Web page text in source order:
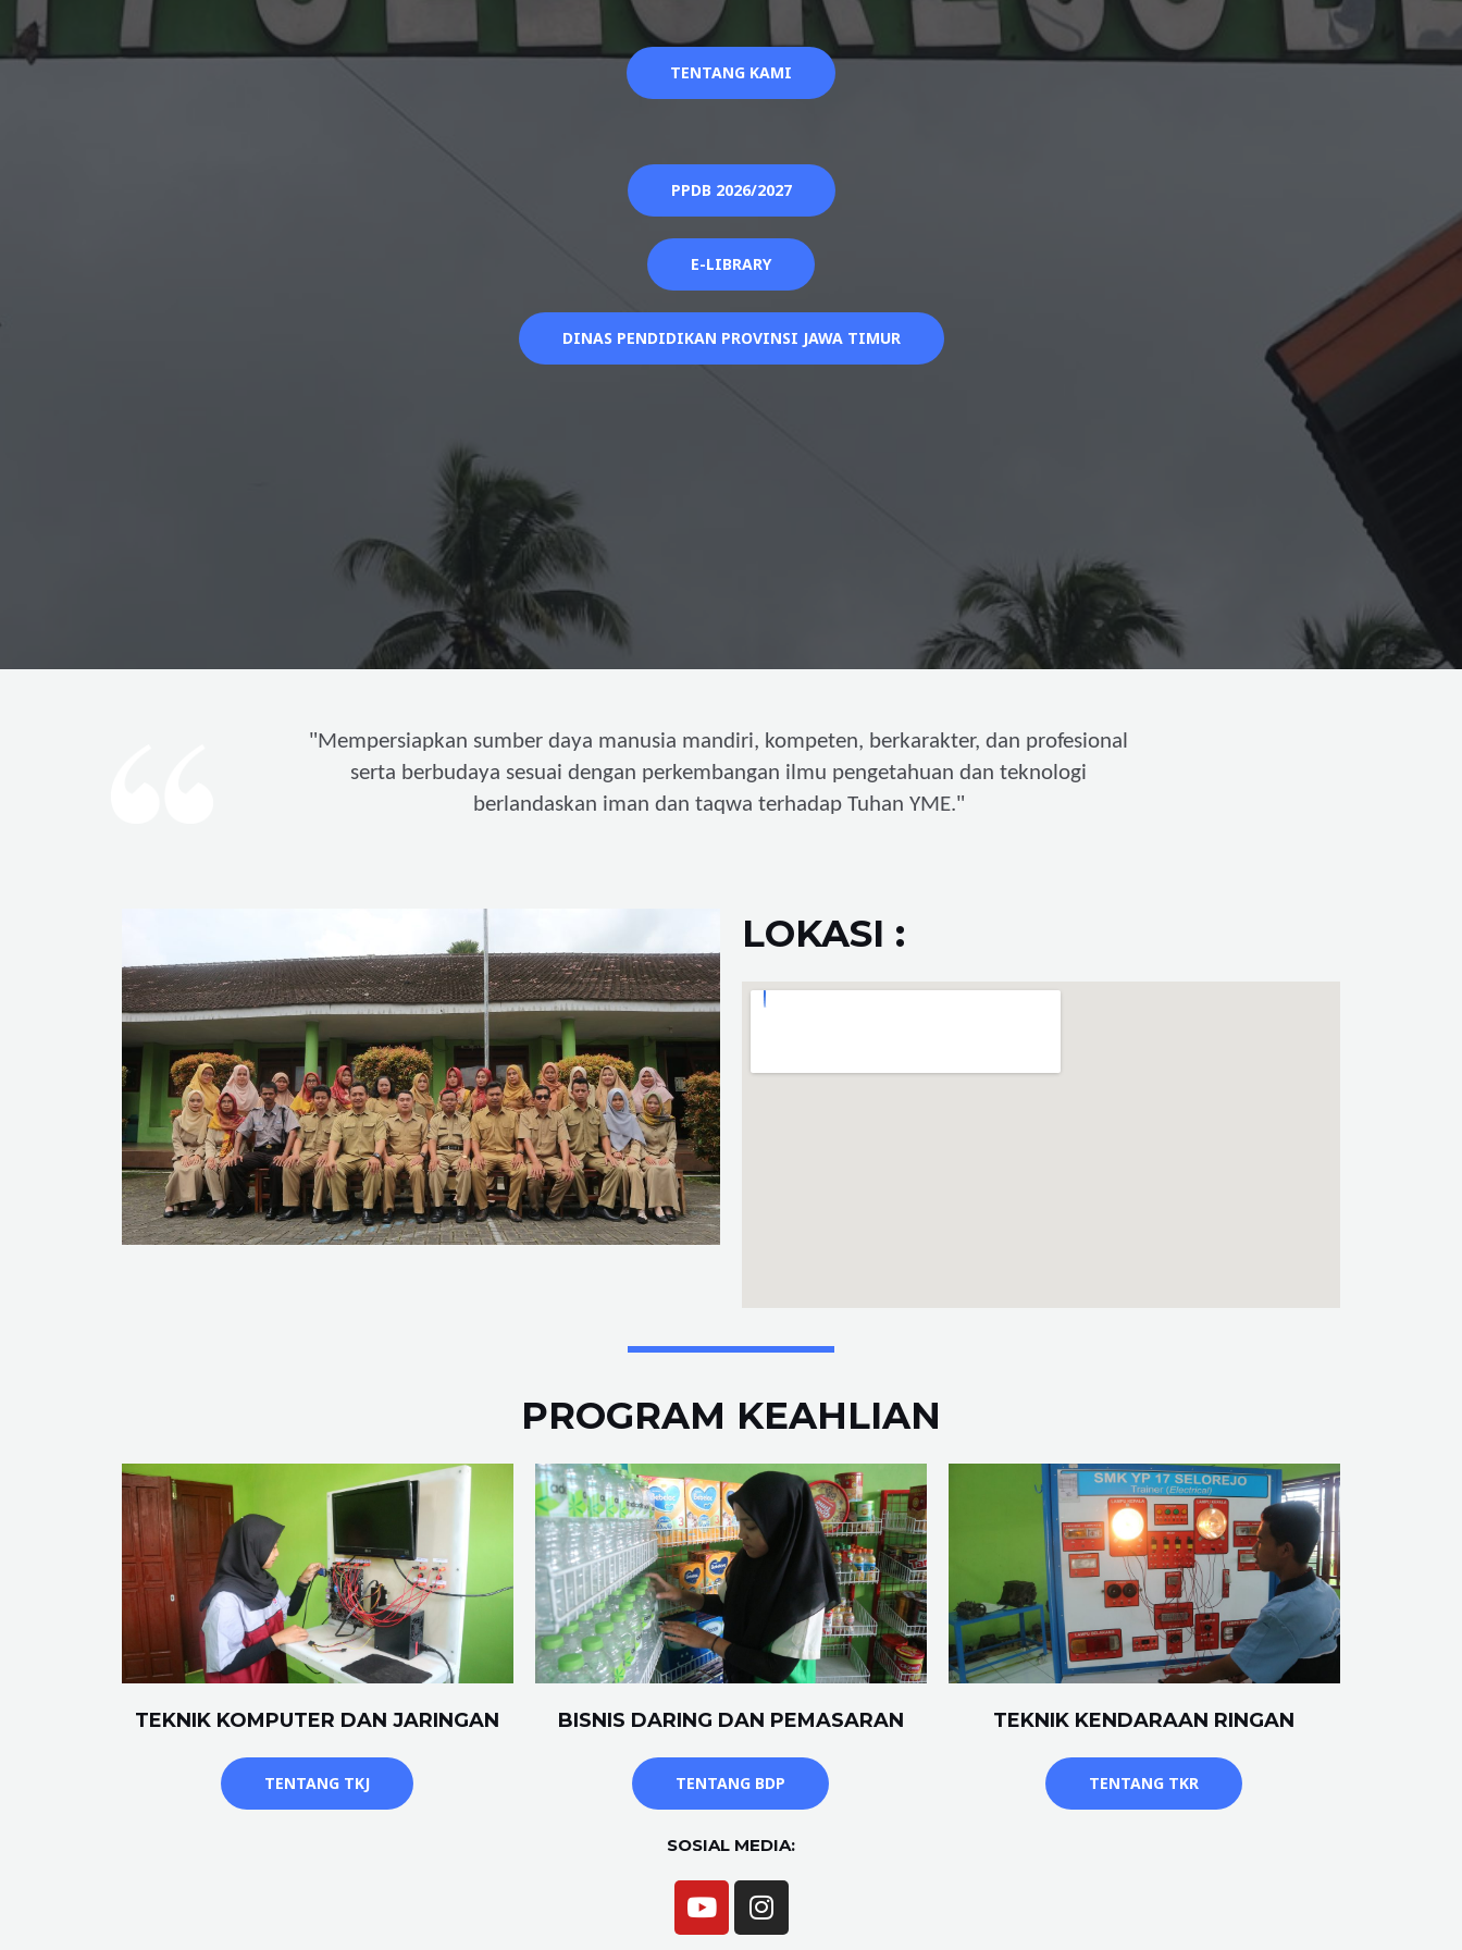
TENTANG KAMI
PPDB 2026/2027
E-LIBRARY
DINAS PENDIDIKAN PROVINSI JAWA TIMUR
"Mempersiapkan sumber daya manusia mandiri, kompeten, berkarakter, dan profesional
serta berbudaya sesuai dengan perkembangan ilmu pengetahuan dan teknologi
berlandaskan iman dan taqwa terhadap Tuhan YME."
LOKASI :
PROGRAM KEAHLIAN
TEKNIK KOMPUTER DAN JARINGAN
TENTANG TKJ
BISNIS DARING DAN PEMASARAN
TENTANG BDP
TEKNIK KENDARAAN RINGAN
TENTANG TKR
SOSIAL MEDIA: